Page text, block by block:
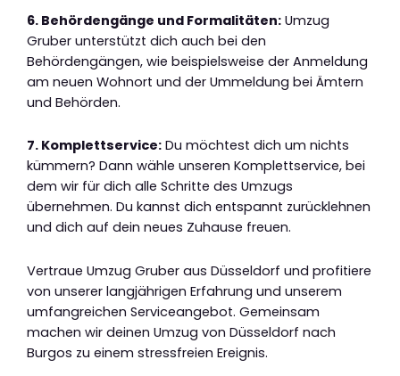
6. Behördengänge und Formalitäten: Umzug
Gruber unterstützt dich auch bei den
Behördengängen, wie beispielsweise der Anmeldung
am neuen Wohnort und der Ummeldung bei Ämtern
und Behörden.
7. Komplettservice: Du möchtest dich um nichts
kümmern? Dann wähle unseren Komplettservice, bei
dem wir für dich alle Schritte des Umzugs
übernehmen. Du kannst dich entspannt zurücklehnen
und dich auf dein neues Zuhause freuen.
Vertraue Umzug Gruber aus Düsseldorf und profitiere
von unserer langjährigen Erfahrung und unserem
umfangreichen Serviceangebot. Gemeinsam
machen wir deinen Umzug von Düsseldorf nach
Burgos zu einem stressfreien Ereignis.